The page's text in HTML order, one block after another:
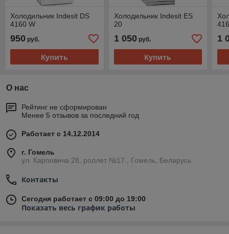
Холодильник Indesit DS
4160 W
950 руб.
Купить
Холодильник Indesit ES
20
1 050руб.
Купить
1
О нас
Рейтинг не сформирован
Менее 5 отзывов за последний год
Работает с 14.12.2014
г. Гомель
ул. Карповича 28, роллет №17., Гомель, Беларусь
Контакты
Сегодня работает с 09:00 до 19:00
Показать весь график работы